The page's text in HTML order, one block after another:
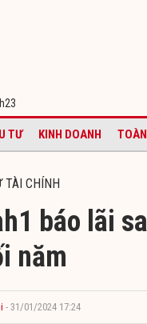
TƯ KINH DOANH
TÀI CHÍNH
báo lãi
năm
- 31/01/2024 17:24